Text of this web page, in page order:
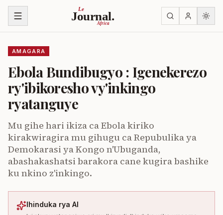
Ja ku biri muri urupapuro
Le
Journal.
Africa
AMAGARA
Ebola Bundibugyo : Igenekerezo
ry'ibikoresho vy'inkingo
ryatanguye
Mu gihe hari ikiza ca Ebola kiriko
kirakwiragira mu gihugu ca Repubulika ya
Demokarasi ya Kongo n'Ubuganda,
abashakashatsi barakora cane kugira bashike
ku nkino z'inkingo.
Ihinduka rya AI